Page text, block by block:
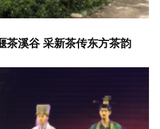
茶溪谷 采新茶传东方茶韵